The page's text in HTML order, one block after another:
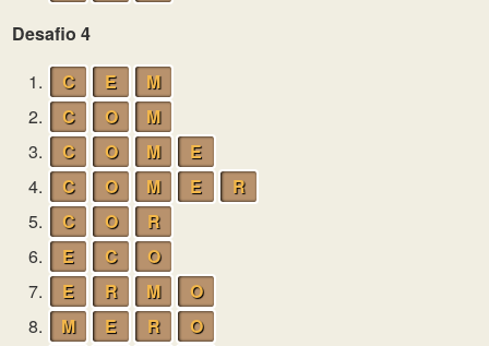
Desafio 4
1.
C E
M
2.
C O
M
3.
C O M
E
4.
C O M E
R
5.
C O
R
6.
E C
O
7.
E R M
O
8.
M E R
O